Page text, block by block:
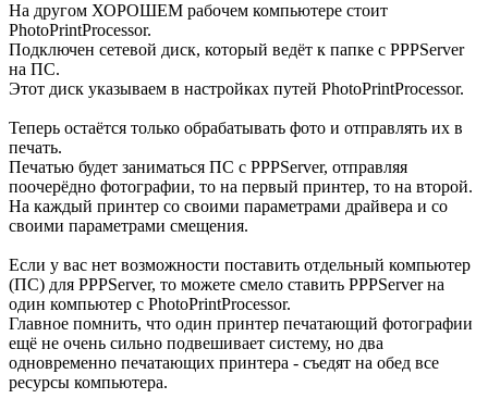
На другом ХОРОШЕМ рабочем компьютере стоит
PhotoPrintProcessor.
Подключен сетевой диск, который ведёт к папке с PPPServer
на ПС.
Этот диск указываем в настройках путей PhotoPrintProcessor.
Теперь остаётся только обрабатывать фото и отправлять их в
печать.
Печатью будет заниматься ПС с PPPServer, отправляя
поочерёдно фотографии, то на первый принтер, то на второй.
На каждый принтер со своими параметрами драйвера и со
своими параметрами смещения.
Если у вас нет возможности поставить отдельный компьютер
(ПС) для PPPServer, то можете смело ставить PPPServer на
один компьютер с PhotoPrintProcessor.
Главное помнить, что один принтер печатающий фотографии
ещё не очень сильно подвешивает систему, но два
одновременно печатающих принтера - съедят на обед все
ресурсы компьютера.